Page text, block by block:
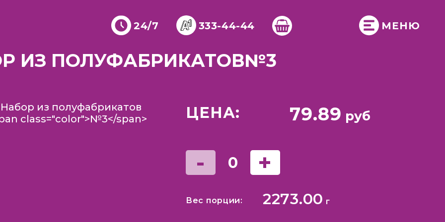
24/7 333-44-44 МЕНЮ
ИЗ ПОЛУФАБРИКАТОВ№3
ЦЕНА: 79.89 руб
- 0 +
Вес порции: 2273.00 г